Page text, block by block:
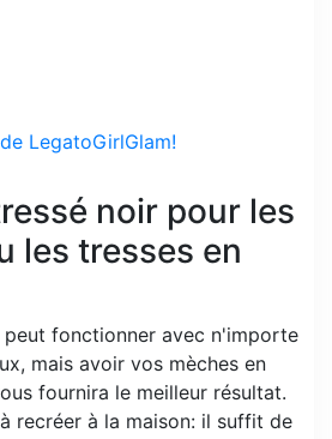
LegatoGirlGlam!
noir pour les
les tresses en
peut fonctionner avec n'importe
mais avoir vos mèches en
fournira le meilleur résultat.
recréer à la maison: il suffit de